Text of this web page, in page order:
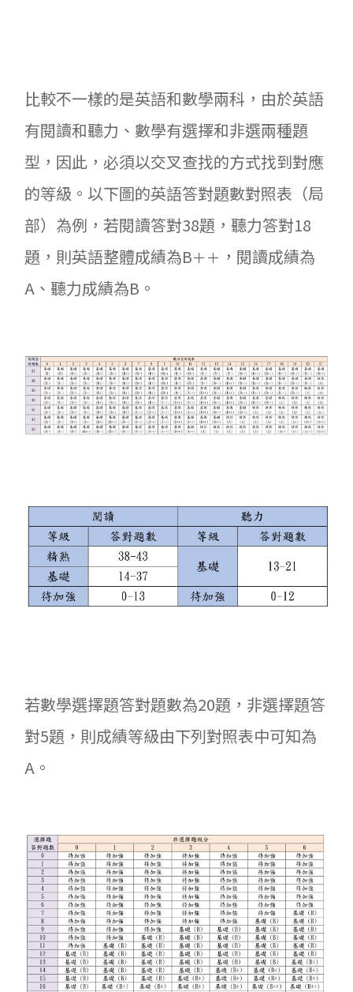
比較不一樣的是英語和數學兩科，由於英語
有閱讀和聽力、數學有選擇和非選兩種題
型，因此，必須以交叉查找的方式找到對應
的等級。以下圖的英語答對題數對照表（局
部）為例，若閱讀答對38題，聽力答對18
題，則英語整體成績為B＋＋ ，閱讀成績為
A、聽力成績為B。
若數學選擇題答對題數為20題，非選擇題答
對5題，則成績等級由下列對照表中可知為
A。